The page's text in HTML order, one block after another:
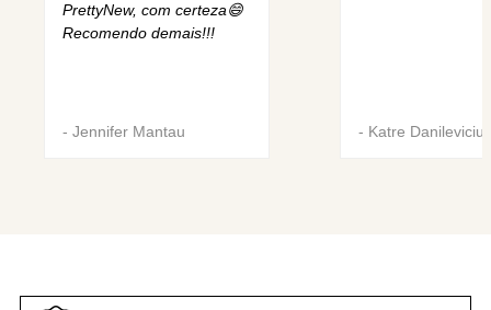
PrettyNew, com certeza😄
Recomendo demais!!!
- Jennifer Mantau - Katre Danilevicius